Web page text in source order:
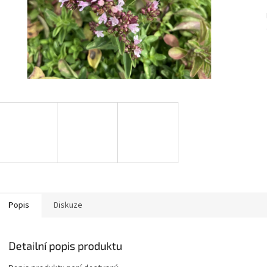
Popis Diskuze
Detailní popis produktu